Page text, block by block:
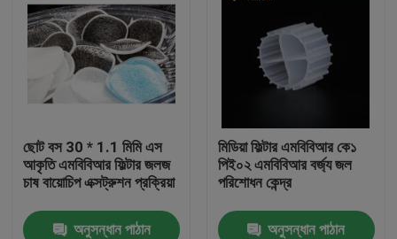
পণ্য
আমাদের সম্পর্কে
কারখানা ভ্রমণ
মান নিয়ন্ত্রণ
ছোট বস 30 * 1.1 মিমি এস
আকৃতি এমবিবিআর ফিল্টার জলজ
চাষ বায়োচিপ এক্সট্রুশন প্রক্রিয়া
অনুসন্ধান পাঠান
মিডিয়া ফিল্টার এমবিবিআর কে১
পিই০২ এমবিবিআর বর্জ্য জল
পরিশোধন কেন্দ্র
অনুসন্ধান পাঠান